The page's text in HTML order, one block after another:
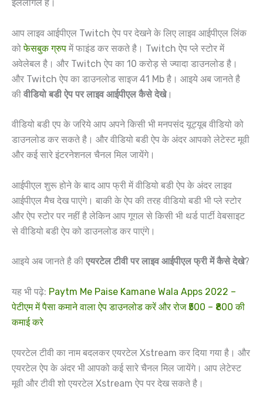
इललीगल है।
आप लाइव आईपीएल Twitch ऐप पर देखने के लिए लाइव आईपीएल लिंक
कोफेसबुक ग्रुप में फाइंड कर सकते है। Twitch ऐप प्ले स्टोर में
अवेलेबल है। और Twitch ऐप का 10 करोड़ से ज्यादा डाउनलोड है।
और Twitch ऐप का डाउनलोड साइज 41 Mb है। आइये अब जानते है
की वीडियो बडी ऐप पर लाइव आईपीएल कैसे देखे।
वीडियो बडी एप के जरिये आप अपने किसी भी मनपसंद यूट्यूब वीडियो को
डाउनलोड कर सकते है। और वीडियो बडी ऐप के अंदर आपको लेटेस्ट मूवी
और कई सारे इंटरनेशनल चैनल मिल जायेंगे।
आईपीएल शुरू होने के बाद आप फ्री में वीडियो बडी ऐप के अंदर लाइव
आईपीएल मैच देख पाएंगे। बाकी के ऐप की तरह वीडियो बडी भी प्ले स्टोर
और ऐप स्टोर पर नहीं है लेकिन आप गूगल से किसी भी थर्ड पार्टी वेबसाइट
से वीडियो बडी ऐप को डाउनलोड कर पाएंगे।
आइये अब जानते है की एयरटेल टीवी पर लाइव आईपीएल फ्री में कैसे देखे?
यह भी पढ़े: Paytm Me Paise Kamane Wala Apps 2022 –
पेटीएम में पैसा कमाने वाला ऐप डाउनलोड करें और रोज ₹500 – ₹800 की
कमाई करे
एयरटेल टीवी का नाम बदलकर एयरटेल Xstream कर दिया गया है। और
एयरटेल ऐप के अंदर भी आपको कई सारे चैनल मिल जायेंगे। आप लेटेस्ट
मूवी और टीवी शो एयरटेल Xstream ऐप पर देख सकते है।